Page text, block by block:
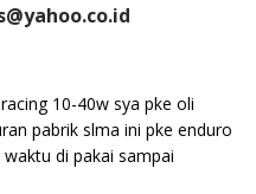
10-40w sya pke oli
pabrik slma ini pke enduro
di pakai sampai